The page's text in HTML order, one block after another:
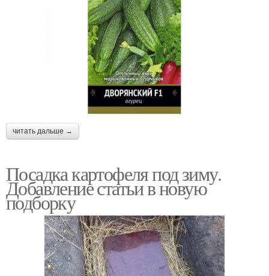
читать дальше →
Посадка картофеля под зиму.
Добавление статьи в новую
подборку